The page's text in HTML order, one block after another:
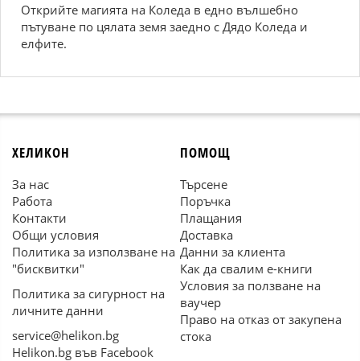
Открийте магията на Коледа в едно вълшебно
пътуване по цялата земя заедно с Дядо Коледа и
елфите.
ХЕЛИКОН
За нас
Работа
Контакти
Общи условия
Политика за използване на
"бисквитки"
Политика за сигурност на
личните данни
service@helikon.bg
Helikon.bg във Facebook
ПОМОЩ
Търсене
Поръчка
Плащания
Доставка
Данни за клиента
Как да свалим е-книги
Условия за ползване на
ваучер
Право на отказ от закупена
стока